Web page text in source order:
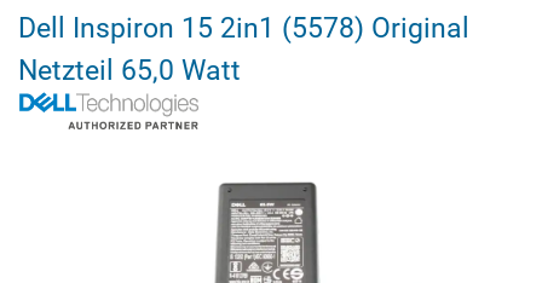
Dell Inspiron 15 2in1 (5578) Original
Netzteil 65,0 Watt